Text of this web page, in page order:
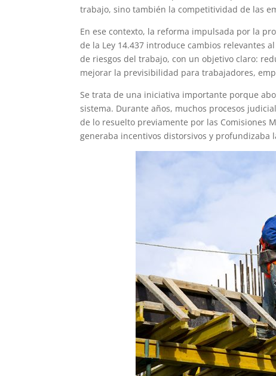
trabajo, sino también la competitividad de las
En ese contexto, la reforma impulsada por la
de la Ley 14.437 introduce cambios relevantes
de riesgos del trabajo, con un objetivo claro:
mejorar la previsibilidad para trabajadores,
Se trata de una iniciativa importante porque
sistema. Durante años, muchos procesos
de lo resuelto previamente por las Comisiones
generaba incentivos distorsivos y profundizaba